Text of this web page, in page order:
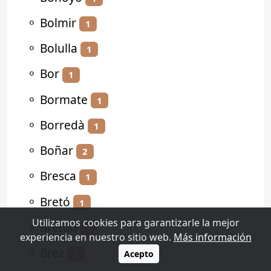
⚬ Bolmir 1
⚬ Bolulla 1
⚬ Bor 1
⚬ Bormate 1
⚬ Borredà 1
⚬ Boñar 2
⚬ Bresca 1
⚬ Bretó 1
⚬Bretún 1
Utilizamos cookies para garantizarle la mejor
experiencia en nuestro sitio web. Más información
Acepto